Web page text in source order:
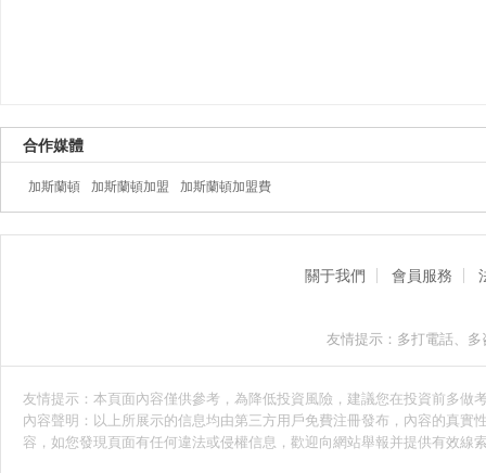
合作媒體
加斯蘭頓 加斯蘭頓加盟 加斯蘭頓加盟費
關于我們 會員服務
友情提示：多打電話、
友情提示：本頁面內容僅供參考，為降低投資風險，建議您在投資前多
內容聲明：以上所展示的信息均由第三方用戶免費注冊發布，內容的真
容，如您發現頁面有任何違法或侵權信息，歡迎向網站舉報并提供有效線